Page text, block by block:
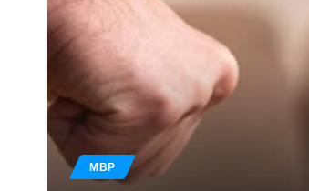
МВР